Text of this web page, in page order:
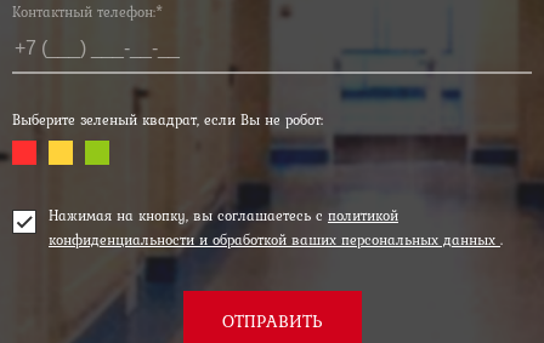
Контактный телефон:*
Выберите зеленый квадрат, если Вы не робот:
Нажимая на кнопку, вы соглашаетесь с политикой
конфиденциальности и обработкой ваших персональных данных .
ОТПРАВИТЬ